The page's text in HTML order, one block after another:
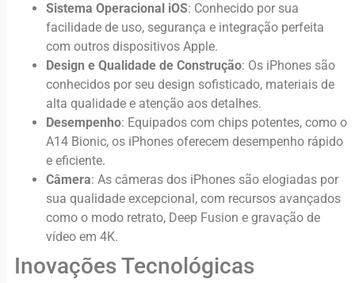
Sistema Operacional iOS: Conhecido por sua
facilidade de uso, segurança e integração perfeita
com outros dispositivos Apple.
Design e Qualidade de Construção: Os iPhones são
conhecidos por seu design sofisticado, materiais de
alta qualidade e atenção aos detalhes.
Desempenho: Equipados com chips potentes, como o
A14 Bionic, os iPhones oferecem desempenho rápido
e eficiente.
Câmera: As câmeras dos iPhones são elogiadas por
sua qualidade excepcional, com recursos avançados
como o modo retrato, Deep Fusion e gravação de
vídeo em 4K.
Inovações Tecnológicas